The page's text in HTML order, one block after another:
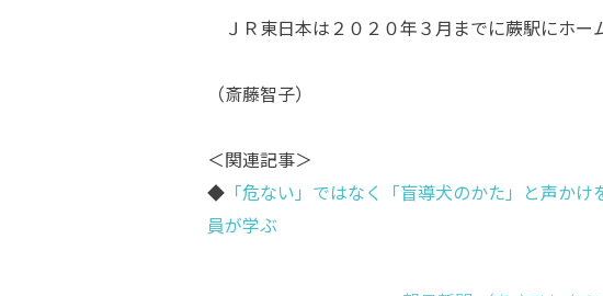
ＪＲ東日本は２０２０年３月までに蕨駅にホー
（斎藤智子）
＜関連記事＞
◆「危ない」ではなく「盲導犬のかた」と声か
員が学ぶ